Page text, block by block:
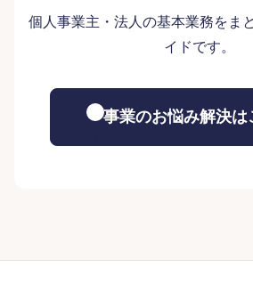
個人事業主・法人の基本業務をま
イドです。
事業のお悩み解決は